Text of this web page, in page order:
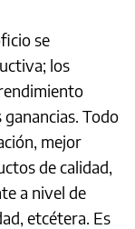
se
los
Todo
mejor
de calidad,
a nivel de
etcétera. Es